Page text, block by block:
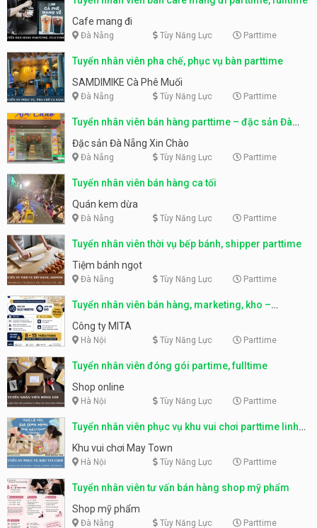
Cafe mang đi
Đà Nẵng Tùy Năng Lực Parttime
Tuyển nhân viên pha chế, phục vụ bàn parttime
SAMDIMIKE Cà Phê Muối
Đà Nẵng Tùy Năng Lực Parttime
Tuyển nhân viên bán hàng parttime – đặc sản Đà
Nẵng
Đặc sản Đà Nẵng Xin Chào
Đà Nẵng Tùy Năng Lực Parttime
Tuyển nhân viên bán hàng ca tối
Quán kem dừa
Đà Nẵng Tùy Năng Lực Parttime
Tuyển nhân viên thời vụ bếp bánh, shipper parttime
Tiệm bánh ngọt
Đà Nẵng Tùy Năng Lực Parttime
Tuyển nhân viên bán hàng, marketing, kho –
parttime, fulltime
Công ty MITA
Hà Nội Tùy Năng Lực Parttime
Tuyển nhân viên đóng gói partime, fulltime
Shop online
Hà Nội Tùy Năng Lực Parttime
Tuyển nhân viên phục vụ khu vui chơi parttime linh
động
Khu vui chơi May Town
Hà Nội Tùy Năng Lực Parttime
Tuyển nhân viên tư vấn bán hàng shop mỹ phẩm
Shop mỹ phẩm
Đà Nẵng Tùy Năng Lực Parttime